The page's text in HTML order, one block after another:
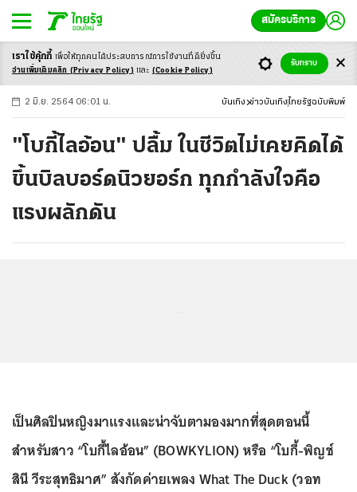
สมัครบริการ
-ก ก ก+
2 มิ.ย. 2564 06:01 น. บันเทิง ข่าวบันเทิง ไทยรัฐฉบับพิมพ์
"โบกี้ไลอ้อน" ปลื้ม ในชีวิตไม่เคยคิดได้
ขึ้นบิลบอร์ดนิวยอร์ก ทุกกำลังใจคือ
แรงผลักดัน
เป็นศิลปินหญิงมาแรงและน่าจับตามองมากที่สุดตอนนี้
สำหรับสาว “โบกี้ไลอ้อน” (BOWKYLION) หรือ “โบกี้-พิญช์
สินี วีระสุทธิมาศ” สังกัดค่ายเพลง What The Duck (วอท
เราใช้คุ้กกี้ เพื่อให้ทุกคนได้ประสบการณ์การใช้งานที่ดียิ่งขึ้น
อ่านเพิ่มเติมคลิก (Privacy Policy) และ (Cookie Policy)
รับทราบ